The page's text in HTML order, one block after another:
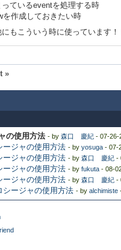
ているeventを処理する時
を作成しておきたい時
もこういう時に使っています
»
の使用方法 - by 森口 慶紀 - 07-26-
ージャの使用方法 - by yosuga - 07-
ージャの使用方法 - by 森口 慶紀 -
ージャの使用方法 - by fukuta - 08-
ージャの使用方法 - by 森口 慶紀 -
シージャの使用方法 - by alchimiste